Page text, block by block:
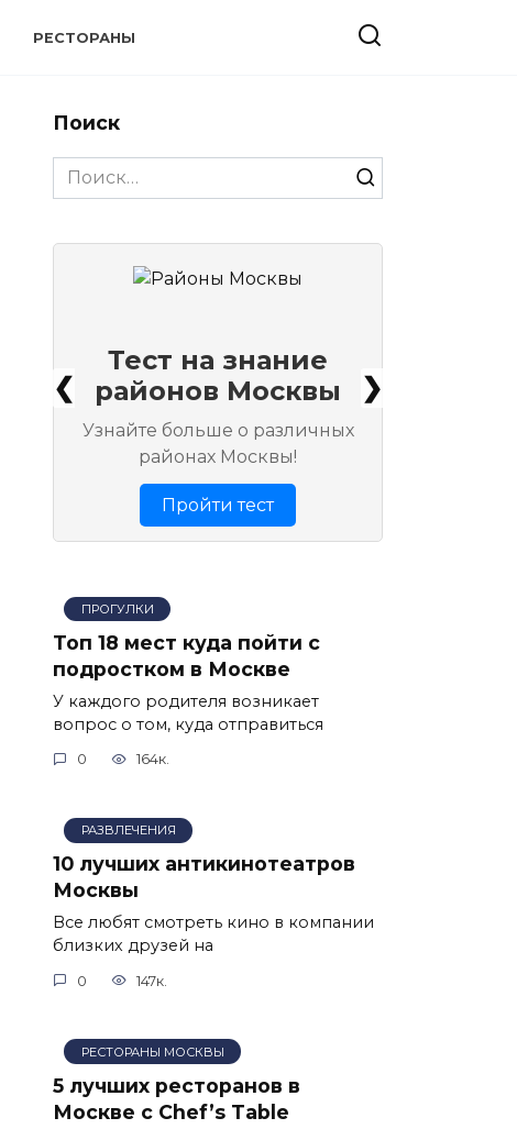
РЕСТОРАНЫ
Поиск
Search
for:
❮ ❯
Тест на знание
районов Москвы
Узнайте больше о различных
районах Москвы!
Пройти тест
ПРОГУЛКИ
Топ 18 мест куда пойти с
подростком в Москве
У каждого родителя возникает
вопрос о том, куда отправиться
0 164к.
РАЗВЛЕЧЕНИЯ
10 лучших антикинотеатров
Москвы
Все любят смотреть кино в компании
близких друзей на
0 147к.
РЕСТОРАНЫ МОСКВЫ
5 лучших ресторанов в
Москве с Chef’s Table